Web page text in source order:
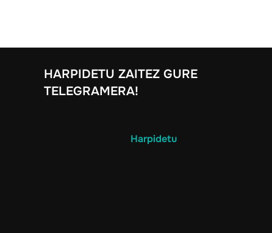
HARPIDETU ZAITEZ GURE
TELEGRAMERA!
Harpidetu